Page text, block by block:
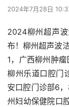
2024年7月28日
2024柳州超声
布！柳州超声波
1，广西柳州肿
柳州乐道口腔门
安口腔门诊部6
州妇幼保健院口